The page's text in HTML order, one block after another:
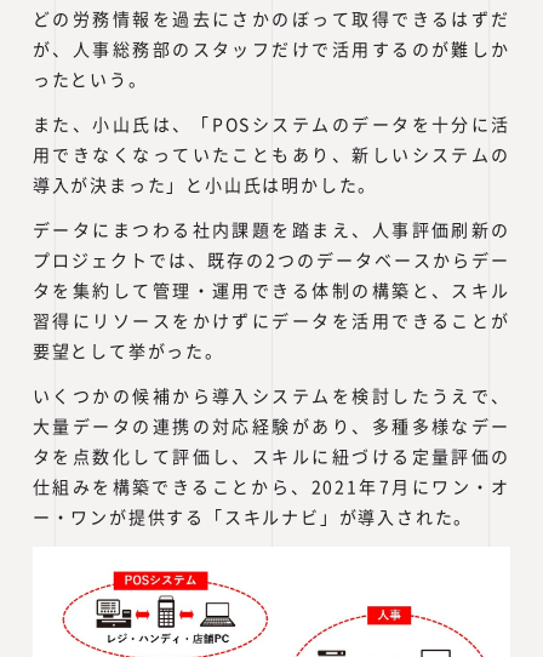
どの労務情報を過去にさかのぼって取得できるはずだ
が、人事総務部のスタッフだけで活用するのが難しか
ったという。
また、小山氏は、「POSシステムのデータを十分に活
用できなくなっていたこともあり、新しいシステムの
導入が決まった」と小山氏は明かした。
データにまつわる社内課題を踏まえ、人事評価刷新の
プロジェクトでは、既存の2つのデータベースからデー
タを集約して管理・運用できる体制の構築と、スキル
習得にリソースをかけずにデータを活用できることが
要望として挙がった。
いくつかの候補から導入システムを検討したうえで、
大量データの連携の対応経験があり、多種多様なデー
タを点数化して評価し、スキルに紐づける定量評価の
仕組みを構築できることから、2021年7月にワン・オ
ー・ワンが提供する「スキルナビ」が導入された。